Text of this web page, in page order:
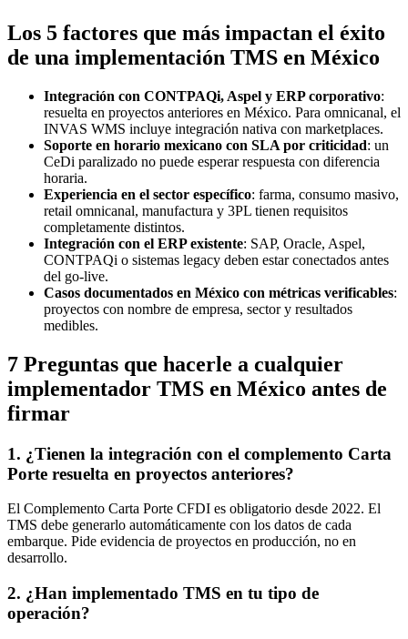
Los 5 factores que más impactan el éxito
de una implementación TMS en México
Integración con CONTPAQi, Aspel y ERP corporativo:
resuelta en proyectos anteriores en México. Para omnicanal, el
INVAS WMS incluye integración nativa con marketplaces.
Soporte en horario mexicano con SLA por criticidad: un
CeDi paralizado no puede esperar respuesta con diferencia
horaria.
Experiencia en el sector específico: farma, consumo masivo,
retail omnicanal, manufactura y 3PL tienen requisitos
completamente distintos.
Integración con el ERP existente: SAP, Oracle, Aspel,
CONTPAQi o sistemas legacy deben estar conectados antes
del go-live.
Casos documentados en México con métricas verificables:
proyectos con nombre de empresa, sector y resultados
medibles.
7 Preguntas que hacerle a cualquier
implementador TMS en México antes de
firmar
1. ¿Tienen la integración con el complemento Carta
Porte resuelta en proyectos anteriores?
El Complemento Carta Porte CFDI es obligatorio desde 2022. El
TMS debe generarlo automáticamente con los datos de cada
embarque. Pide evidencia de proyectos en producción, no en
desarrollo.
2. ¿Han implementado TMS en tu tipo de
operación?